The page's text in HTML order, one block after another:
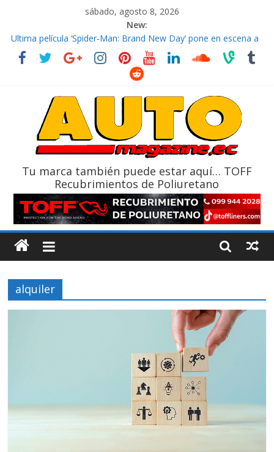
sábado, agosto 8, 2026
New:
El costo de tener un vehículo gana protagonismo a la hora de
decidir
Ultima película ‘Spider‑Man: Brand New Day’ pone en escena a
La Vuelta al Ecuador 2026, edición 47ª, recorre 7 provincias en 8
La FEDAK recibe 12 Sinotruk Bolden para cubrir las rutas de La
Tu marca también puede estar aquí… TOFF
Recubrimientos de Poliuretano
alquiler